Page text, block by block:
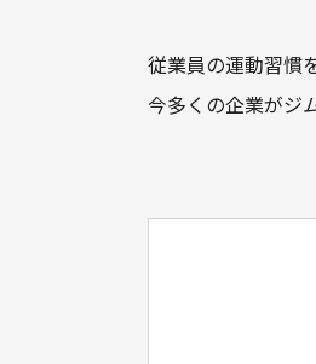
従業員の運動習慣
今多くの企業がジ